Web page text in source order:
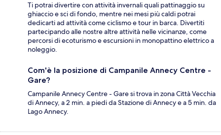
Ti potrai divertire con attività invernali quali pattinaggio su
ghiaccio e sci di fondo, mentre nei mesi più caldi potrai
dedicarti ad attività come ciclismo e tour in barca. Divertiti
partecipando alle nostre altre attività nelle vicinanze, come
percorsi di ecoturismo e escursioni in monopattino elettrico a
noleggio.
Com'è la posizione di Campanile Annecy Centre -
Gare?
Campanile Annecy Centre - Gare si trova in zona Città Vecchia
di Annecy, a 2 min. a piedi da Stazione di Annecy e a 5 min. da
Lago Annecy.